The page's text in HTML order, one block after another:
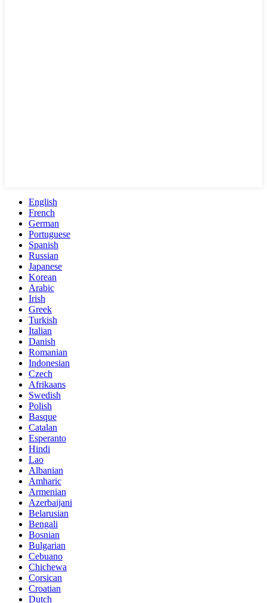
English
French
German
Portuguese
Spanish
Russian
Japanese
Korean
Arabic
Irish
Greek
Turkish
Italian
Danish
Romanian
Indonesian
Czech
Afrikaans
Swedish
Polish
Basque
Catalan
Esperanto
Hindi
Lao
Albanian
Amharic
Armenian
Azerbaijani
Belarusian
Bengali
Bosnian
Bulgarian
Cebuano
Chichewa
Corsican
Croatian
Dutch